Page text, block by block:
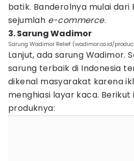
batik. Banderolnya mulai dari
sejumlah e-commerce.
3. Sarung Wadimor
Sarung Wadimor Relief (wadimor.co.id/
Lanjut, ada sarung Wadimor.
sarung terbaik di Indonesia
dikenal masyarakat karena
menghiasi layar kaca.
produknya: